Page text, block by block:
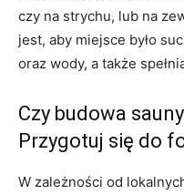
czy na strychu, lub na
jest, aby miejsce było
oraz wody, a także
Czy budowa
Przygotuj się do
W zależności od